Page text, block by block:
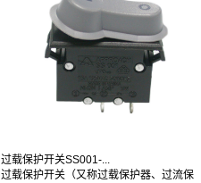
过载保护开关SS001-...
过载保护开关（又称过载保护器、过流保